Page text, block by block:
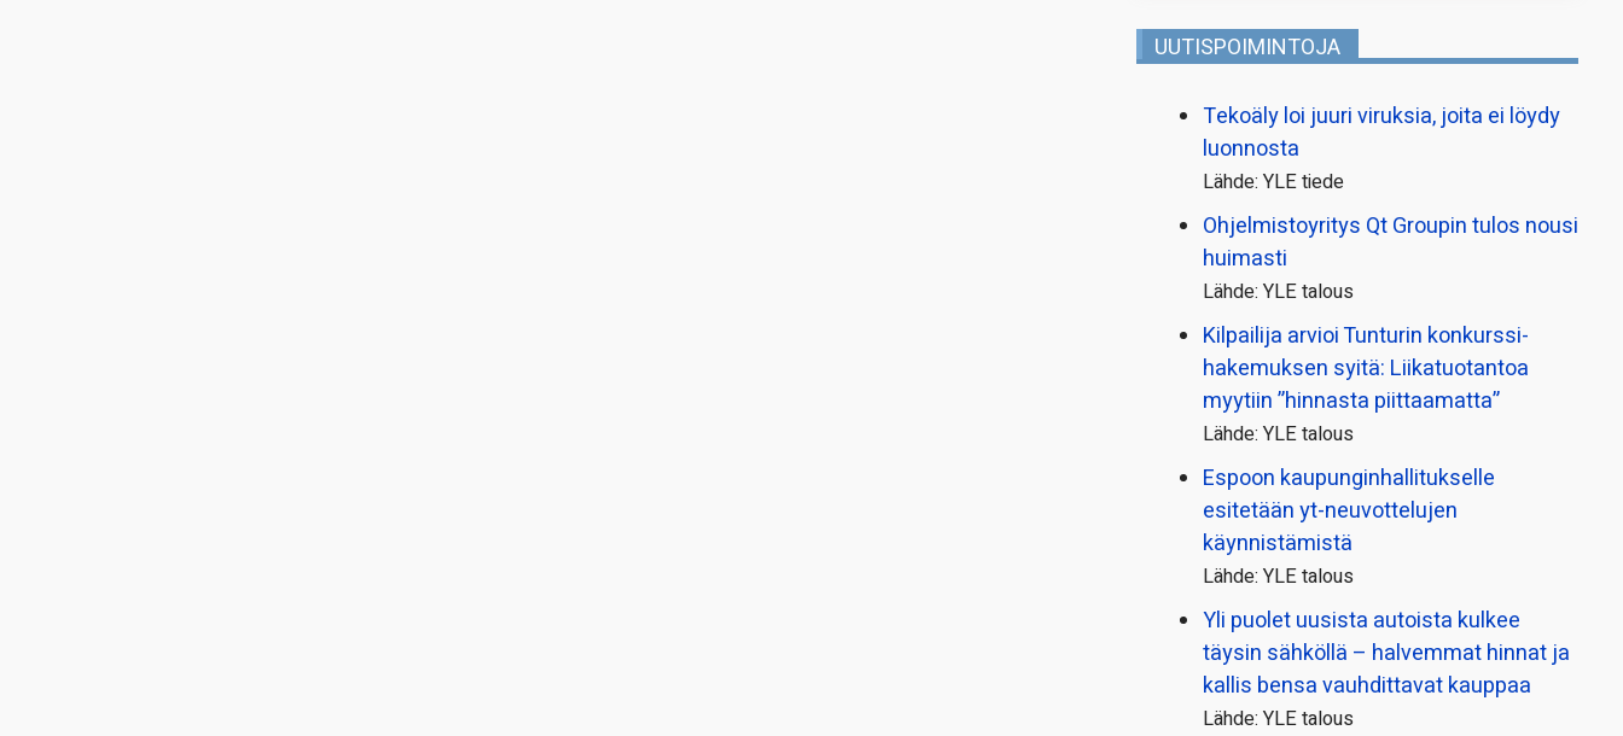
UUTISPOIMINTOJA
Tekoäly loi juuri viruksia, joita ei löydy
luonnosta
Lähde: YLE tiede
Ohjelmistoyritys Qt Groupin tulos nousi
huimasti
Lähde: YLE talous
Kilpailija arvioi Tunturin konkurssi­
hakemuksen syitä: Liikatuotantoa
myytiin ”hinnasta piittaamatta”
Lähde: YLE talous
Espoon kaupungin­hallitukselle
esitetään yt-neuvottelujen
käynnistämistä
Lähde: YLE talous
Yli puolet uusista autoista kulkee
täysin sähköllä – halvemmat hinnat ja
kallis bensa vauhdittavat kauppaa
Lähde: YLE talous